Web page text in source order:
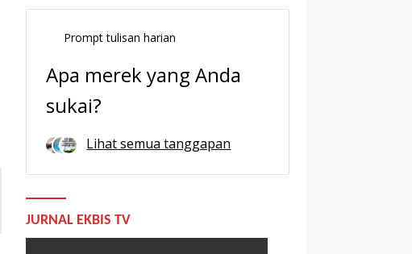
Prompt tulisan harian
Apa merek yang Anda
sukai?
Lihat semua tanggapan
JURNAL EKBIS TV